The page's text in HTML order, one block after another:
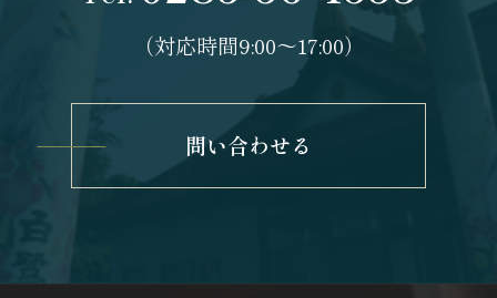
（対応時間9:00〜17:00）
問い合わせる